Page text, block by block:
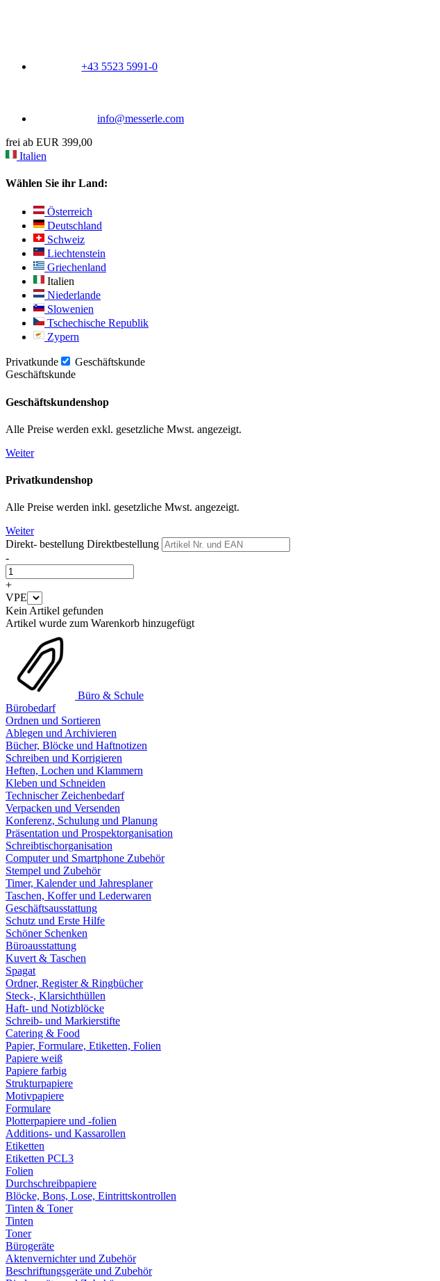
+43 5523 5991-0
info@messerle.com
frei ab EUR 399,00
Italien
Wählen Sie ihr Land:
Österreich
Deutschland
Schweiz
Liechtenstein
Griechenland
Italien
Niederlande
Slowenien
Tschechische Republik
Zypern
Privatkunde
Geschäftskunde
Geschäftskunde
Geschäftskundenshop
Alle Preise werden exkl. gesetzliche Mwst. angezeigt.
Weiter
Privatkundenshop
Alle Preise werden inkl. gesetzliche Mwst. angezeigt.
Weiter
Direkt- bestellung Direktbestellung
-
+
VPE
Kein Artikel gefunden
Artikel wurde zum Warenkorb hinzugefügt
Büro & Schule
Bürobedarf
Ordnen und Sortieren
Ablegen und Archivieren
Bücher, Blöcke und Haftnotizen
Schreiben und Korrigieren
Heften, Lochen und Klammern
Kleben und Schneiden
Technischer Zeichenbedarf
Verpacken und Versenden
Konferenz, Schulung und Planung
Präsentation und Prospektorganisation
Schreibtischorganisation
Computer und Smartphone Zubehör
Stempel und Zubehör
Timer, Kalender und Jahresplaner
Taschen, Koffer und Lederwaren
Geschäftsausstattung
Schutz und Erste Hilfe
Schöner Schenken
Büroausstattung
Kuvert & Taschen
Spagat
Ordner, Register & Ringbücher
Steck-, Klarsichthüllen
Haft- und Notizblöcke
Schreib- und Markierstifte
Catering & Food
Papier, Formulare, Etiketten, Folien
Papiere weiß
Papiere farbig
Strukturpapiere
Motivpapiere
Formulare
Plotterpapiere und -folien
Additions- und Kassarollen
Etiketten
Etiketten PCL3
Folien
Durchschreibpapiere
Blöcke, Bons, Lose, Eintrittskontrollen
Tinten & Toner
Tinten
Toner
Bürogeräte
Aktenvernichter und Zubehör
Beschriftungsgeräte und Zubehör